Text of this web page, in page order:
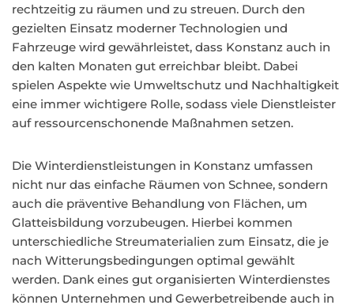
rechtzeitig zu räumen und zu streuen. Durch den
gezielten Einsatz moderner Technologien und
Fahrzeuge wird gewährleistet, dass Konstanz auch in
den kalten Monaten gut erreichbar bleibt. Dabei
spielen Aspekte wie Umweltschutz und Nachhaltigkeit
eine immer wichtigere Rolle, sodass viele Dienstleister
auf ressourcenschonende Maßnahmen setzen.
Die Winterdienstleistungen in Konstanz umfassen
nicht nur das einfache Räumen von Schnee, sondern
auch die präventive Behandlung von Flächen, um
Glatteisbildung vorzubeugen. Hierbei kommen
unterschiedliche Streumaterialien zum Einsatz, die je
nach Witterungsbedingungen optimal gewählt
werden. Dank eines gut organisierten Winterdienstes
können Unternehmen und Gewerbetreibende auch in